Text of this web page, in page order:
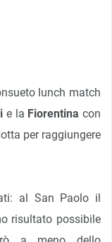
lunch match
e la Fiorentina con
per raggiungere
al San Paolo il
risultato possibile